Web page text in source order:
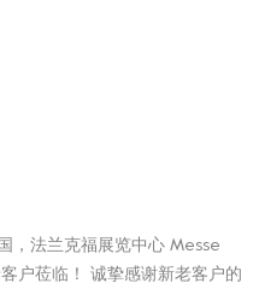
诚挚感谢新老客户的到来与支
与我们沟通交流，绿新团队可
期待与各位客户在未来拥有更
好的未来。 欢迎关注我们哦！
集团邮箱：
，法兰克福展览中心 Messe
户莅临！ 诚挚感谢新老客户的